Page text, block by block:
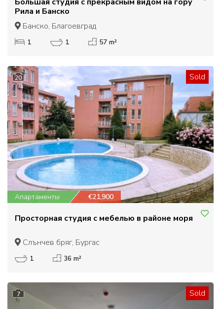
Рила и Банско
Банско, Благоевград
1 1 57 m²
20 Sold
Апартаменты €21,900
Просторная студия с мебелью в районе моря
Слънчев бряг, Бургас
1 36 m²
7 Sold